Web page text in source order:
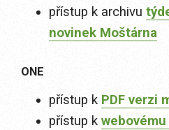
přístup k archivu
novinek Moštárna
ONE
přístup k PDF verzi
přístup k